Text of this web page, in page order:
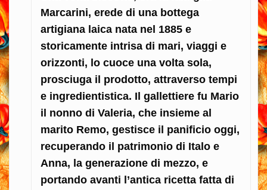
Marcarini, erede di una bottega
artigiana laica nata nel 1885 e
storicamente intrisa di mari, viaggi e
orizzonti, lo cuoce una volta sola,
prosciuga il prodotto, attraverso tempi
e ingredientistica. Il gallettiere fu Mario
il nonno di Valeria, che insieme al
marito Remo, gestisce il panificio oggi,
recuperando il patrimonio di Italo e
Anna, la generazione di mezzo, e
portando avanti l’antica ricetta fatta di